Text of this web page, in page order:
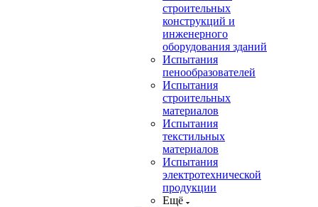
строительных
конструкций и
инженерного
оборудования зданий
Испытания
пенообразователей
Испытания
строительных
материалов
Испытания
текстильных
материалов
Испытания
электротехнической
продукции
Ещё